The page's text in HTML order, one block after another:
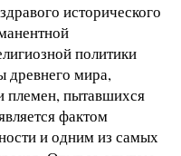
исторического
политики
древнего мира,
племен, пытавшихся
фактом
и одним из самых